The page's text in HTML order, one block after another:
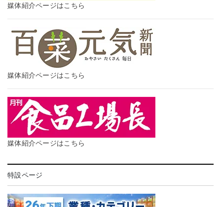
媒体紹介ページはこちら
媒体紹介ページはこちら
媒体紹介ページはこちら
特設ページ